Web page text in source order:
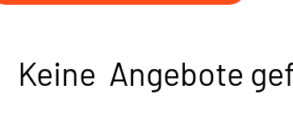
Keine Angebote